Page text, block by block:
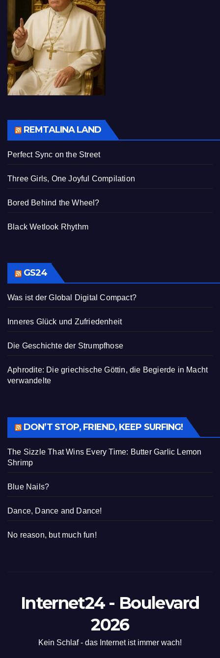
REMTALINA LAND
Perfect Sync on the Street
Three Girls, One Joyful Compilation
Bored Behind the Wheel?
Black Wetlook Rhythm
GS24
Was ist der Global Digital Compact?
Inneres Glück und Zufriedenheit
Die Geschichte der Strumpfhose
Aphrodite: Die griechische Göttin, die Begierde in Macht
verwandelte
DON’T STOP, FRIEND, KEEP SURFING!
The Sizzle That Wins Every Time: Butter Garlic Lemon
Shrimp
Blue Nails?
Dance, Dance and Dance!
No reason, but much fun!
Internet24 - Boulevard
2026
Kein Schlaf - das Internet ist immer wach!